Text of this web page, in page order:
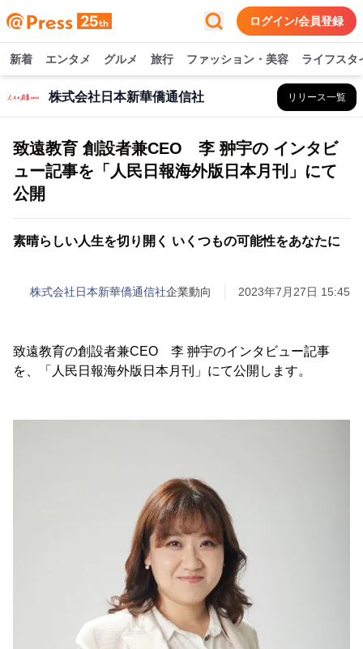
ログイン/会員登録
新着 エンタメ グルメ 旅行 ファッション・美容 ライフスタ
株式会社日本新華僑通信社 リリース一覧
致遠教育 創設者兼CEO 李 翀宇の インタビ
ュー記事を「人民日報海外版日本月刊」にて
公開
素晴らしい人生を切り開く いくつもの可能性をあなたに
株式会社日本新華僑通信社企業動向 2023年7月27日 15:45
致遠教育の創設者兼CEO 李 翀宇のインタビュー記事
を、「人民日報海外版日本月刊」にて公開します。